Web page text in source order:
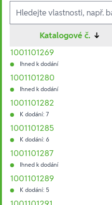
Ausführungen
Katalogové č. ↓
1001101269
Ihned k dodání
1001101280
Ihned k dodání
1001101282
K dodání: 7
1001101285
K dodání: 6
1001101287
Ihned k dodání
1001101289
K dodání: 5